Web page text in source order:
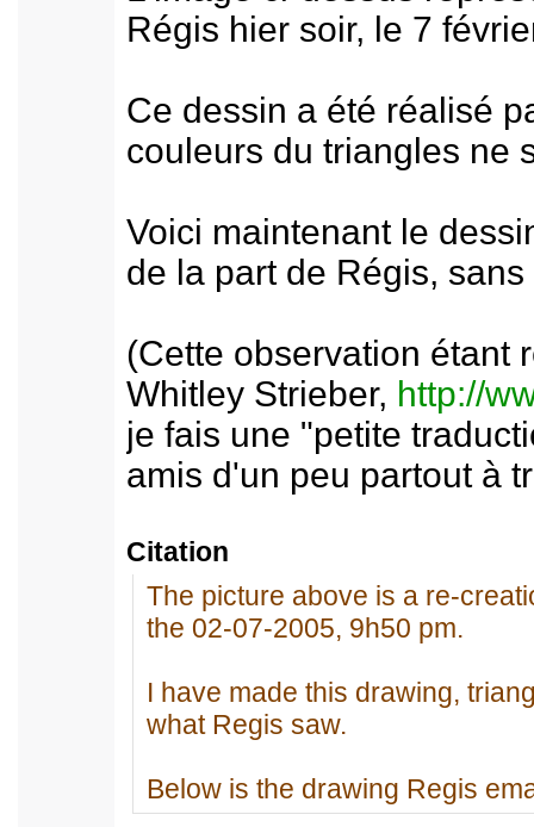
Régis hier soir, le 7
Ce dessin a été réalisé
couleurs du triangles ne
Voici maintenant le
de la part de Régis,
(Cette observation étant
Whitley Strieber, http://
je fais une "petite
amis d'un peu partout à
Citation
The picture above is a re-
the 02-07-2005, 9h50 pm.
I have made this drawing,
what Regis saw.
Below is the drawing Regis